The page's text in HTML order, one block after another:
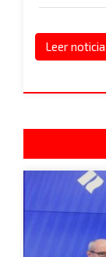
Leer noticia